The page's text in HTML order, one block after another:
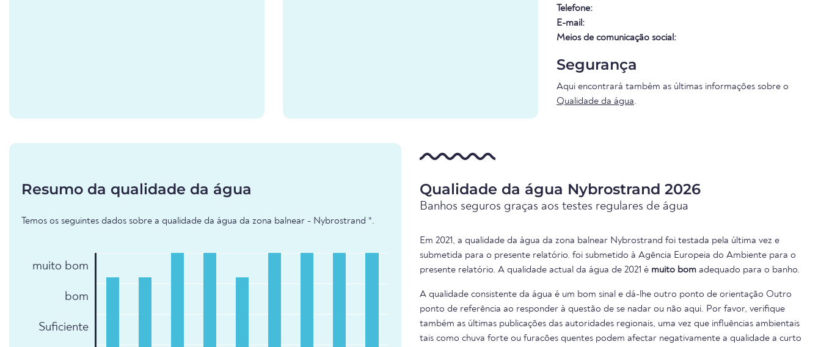
Telefone:
E-mail:
Meios de comunicação social:
Segurança
Aqui encontrará também as últimas informações sobre o
Qualidade da água.
Resumo da qualidade da água
Temos os seguintes dados sobre a qualidade da água da zona balnear - Nybrostrand *.
muito bom
bom
Suficiente
Qualidade da água Nybrostrand 2026
Banhos seguros graças aos testes regulares de água
Em 2021, a qualidade da água da zona balnear Nybrostrand foi testada pela última vez e
submetida para o presente relatório. foi submetido à Agência Europeia do Ambiente para o
presente relatório. A qualidade actual da água de 2021 é muito bom adequado para o banho.
A qualidade consistente da água é um bom sinal e dá-lhe outro ponto de orientação Outro
ponto de referência ao responder à questão de se nadar ou não aqui. Por favor, verifique
também as últimas publicações das autoridades regionais, uma vez que influências ambientais
tais como chuva forte ou furacões quentes podem afectar negativamente a qualidade a curto